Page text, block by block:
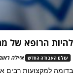
להיות הרופא של
עולם העבודה החדש איילה
בדומה למקצועות רבים